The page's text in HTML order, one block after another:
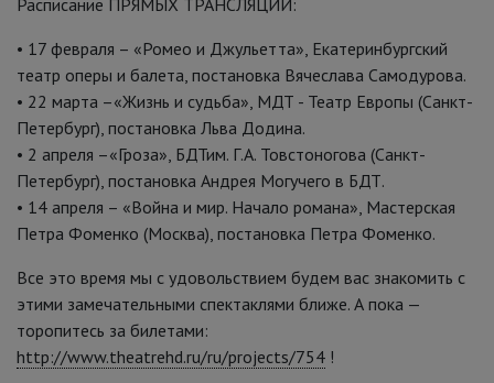
Расписание ПРЯМЫХ ТРАНСЛЯЦИЙ:
• 17 февраля – «Ромео и Джульетта», Екатеринбургский
театр оперы и балета, постановка Вячеслава Самодурова.
• 22 марта –«Жизнь и судьба», МДТ - Театр Европы (Санкт-
Петербург), постановка Льва Додина.
• 2 апреля –«Гроза», БДТим. Г.А. Товстоногова (Санкт-
Петербург), постановка Андрея Могучего в БДТ.
• 14 апреля – «Война и мир. Начало романа», Мастерская
Петра Фоменко (Москва), постановка Петра Фоменко.
Все это время мы с удовольствием будем вас знакомить с
этими замечательными спектаклями ближе. А пока —
торопитесь за билетами:
http://www.theatrehd.ru/ru/projects/754 !